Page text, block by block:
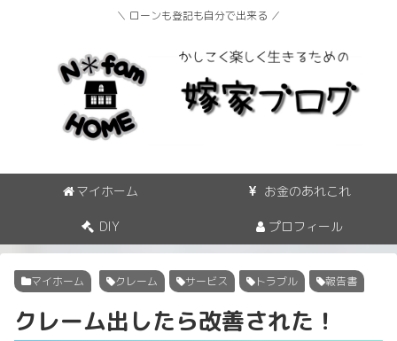
＼ ローンも登記も自分で出来る ／
マイホーム お金のあれこれ
DIY プロフィール
マイホーム クレーム サービス トラブル 報告書
クレーム出したら改善された！